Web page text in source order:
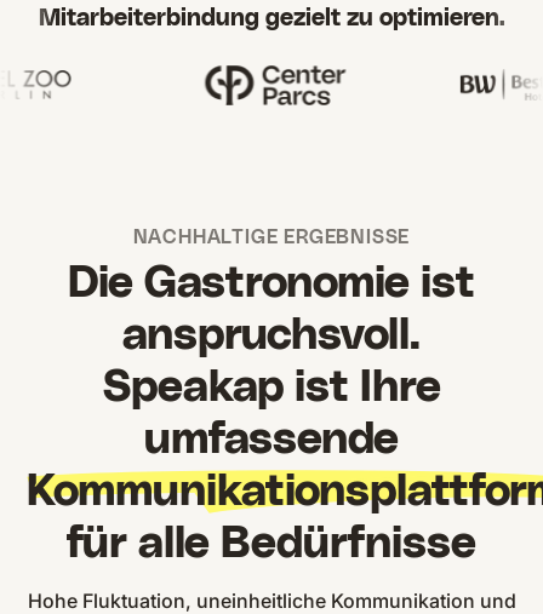
Mitarbeiterbindung gezielt zu optimieren.
NACHHALTIGE ERGEBNISSE
Die Gastronomie ist
anspruchsvoll.
Speakap ist Ihre
umfassende
für alle Bedürfnisse
Hohe Fluktuation, uneinheitliche Kommunikation und